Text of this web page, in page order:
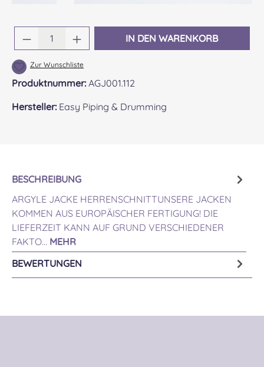
Produkt Anzahl: Gib den gewünschten
IN DEN WARENKORB
Zur Wunschliste
Produktnummer:AGJ001.112
Hersteller: Easy Piping & Drumming
BESCHREIBUNG
ARGYLE JACKE HERRENSCHNITTUNSERE JACKEN
KOMMEN AUS EUROPÄISCHER FERTIGUNG! DIE
LIEFERZEIT KANN AUF GRUND VERSCHIEDENER
FAKTO… MEHR
BEWERTUNGEN